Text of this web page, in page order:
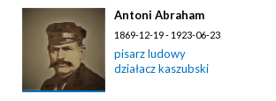
Antoni Abraham
1869-12-19 - 1923-06-23
pisarz ludowy
działacz kaszubski